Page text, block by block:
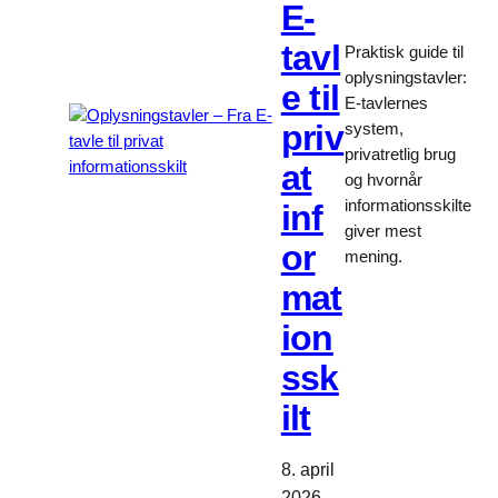
E-
tavl
e til
priv
at
inf
or
mat
ion
ssk
ilt
8. april
Praktisk guide til
oplysningstavler:
E-tavlernes
system,
privatretlig brug
og hvornår
informationsskilte
giver mest
mening.